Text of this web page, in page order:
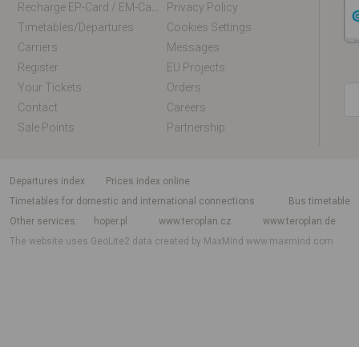
Privacy Policy
Timetables/departures
Cookies Settings
Carriers
Messages
Register
EU Projects
Your Tickets
Orders
Contact
Careers
Sale Points
Partnership
departures index
Prices index online
Timetables for domestic and international connections
Bus timetable
Other services
hoper.pl www.teroplan.cz
www.teroplan.de
The website uses GeoLite2 data created by MaxMindwww.maxmind.com